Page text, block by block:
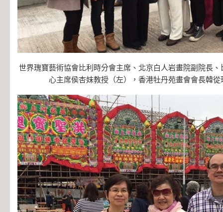
世界瑰寶藝術協會比利時分會主席、北京白人岩畫院副院長
心主席侯杏妹教授（左），香港牡丹苑畫會會長韓從